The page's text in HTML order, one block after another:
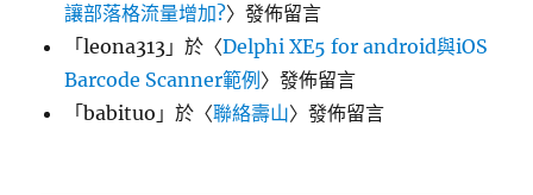
讓部落格流量增加?〉發佈留言
「leona313 」於〈Delphi XE5 for android與iOS
Barcode Scanner範例 〉發佈留言
「babituo 」於〈聯絡壽山〉發佈留言